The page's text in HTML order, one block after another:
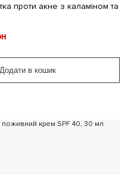
проти акне з каламіном та
Додати в кошик